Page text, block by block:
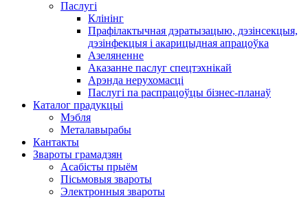
Паслугі
Клінінг
Прафілактычная дэратызацыю, дэзiнсекцыя,
дэзінфекцыя і акарицыдная апрацоўка
Азеляненне
Аказанне паслуг спецтэхнікай
Арэнда нерухомасці
Паслугі па распрацоўцы бізнес-планаў
Каталог прадукцыі
Мэбля
Металавырабы
Кантакты
Звароты грамадзян
Асабісты прыём
Пісьмовыя звароты
Электронныя звароты